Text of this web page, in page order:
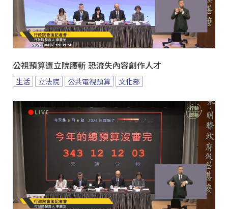
公視預算遭立院腰斬 恐流失內容創作人才
生活 立法院 公共電視預算 文化部